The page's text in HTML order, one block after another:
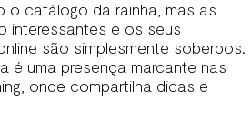
o catálogo da rainha, mas as
interessantes e os seus
são simplesmente soberbos.
é uma presença marcante nas
onde compartilha dicas e